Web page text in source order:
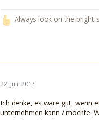
Always look on the bright
22. Juni 2017
Ich denke, es wäre gut, wenn
unternehmen kann / möchte.